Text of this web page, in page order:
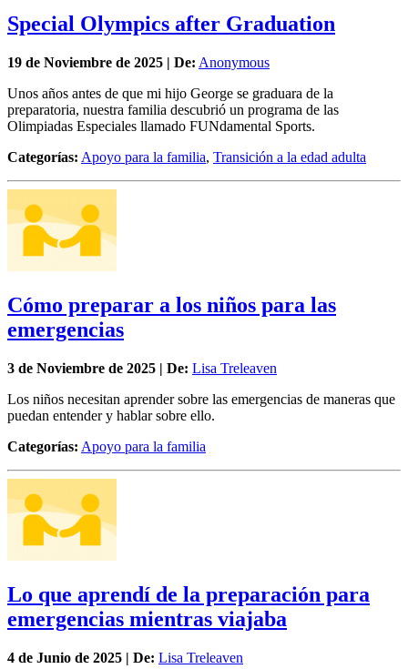
Special Olympics after Graduation
19 de Noviembre de 2025 | De: Anonymous
Unos años antes de que mi hijo George se graduara de la
preparatoria, nuestra familia descubrió un programa de las
Olimpiadas Especiales llamado FUNdamental Sports.
Categorías: Apoyo para la familia, Transición a la edad adulta
Cómo preparar a los niños para las
emergencias
3 de Noviembre de 2025 | De: Lisa Treleaven
Los niños necesitan aprender sobre las emergencias de maneras que
puedan entender y hablar sobre ello.
Categorías: Apoyo para la familia
Lo que aprendí de la preparación para
emergencias mientras viajaba
4 de Junio de 2025 | De: Lisa Treleaven